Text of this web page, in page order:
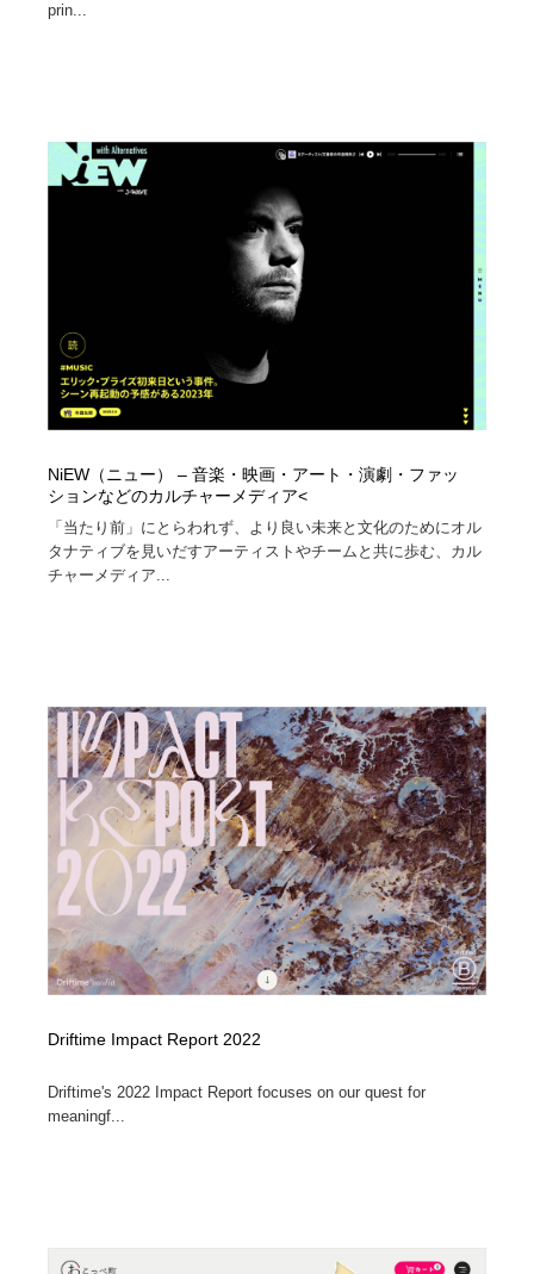
prin...
NiEW（ニュー） – 音楽・映画・アート・演劇・ファッ
ションなどのカルチャーメディア<
「当たり前」にとらわれず、より良い未来と文化のためにオル
タナティブを見いだすアーティストやチームと共に歩む、カル
チャーメディア...
Driftime Impact Report 2022
Driftime's 2022 Impact Report focuses on our quest for
meaningf...